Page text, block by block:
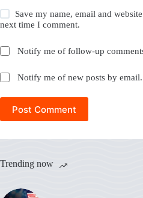
Save my name, email and
next time I comment.
Notify me of follow-up
Notify me of new posts by email.
Post Comment
Trending now